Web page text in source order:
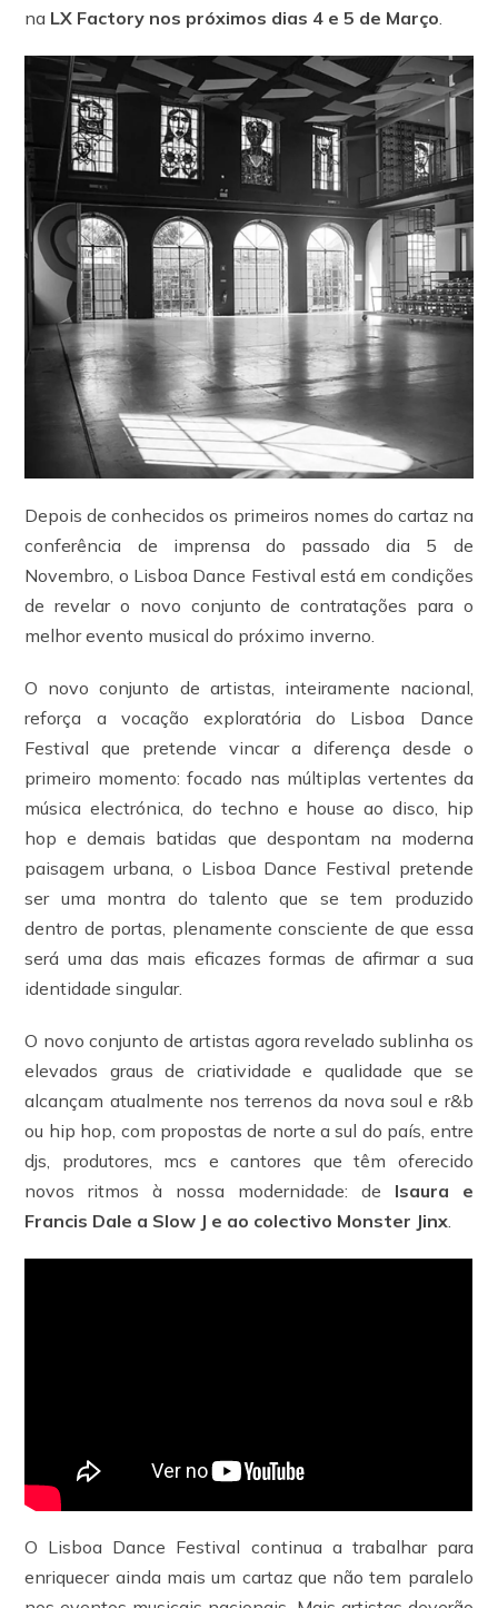
na LX Factory nos próximos dias 4 e 5 de Março.
Depois de conhecidos os primeiros nomes do cartaz na
conferência de imprensa do passado dia 5 de
Novembro, o Lisboa Dance Festival está em condições
de revelar o novo conjunto de contratações para o
melhor evento musical do próximo inverno.
O novo conjunto de artistas, inteiramente nacional,
reforça a vocação exploratória do Lisboa Dance
Festival que pretende vincar a diferença desde o
primeiro momento: focado nas múltiplas vertentes da
música electrónica, do techno e house ao disco, hip
hop e demais batidas que despontam na moderna
paisagem urbana, o Lisboa Dance Festival pretende
ser uma montra do talento que se tem produzido
dentro de portas, plenamente consciente de que essa
será uma das mais eficazes formas de afirmar a sua
identidade singular.
O novo conjunto de artistas agora revelado sublinha os
elevados graus de criatividade e qualidade que se
alcançam atualmente nos terrenos da nova soul e r&b
ou hip hop, com propostas de norte a sul do país, entre
djs, produtores, mcs e cantores que têm oferecido
novos ritmos à nossa modernidade: de Isaura e
Francis Dale a Slow J e ao colectivo Monster Jinx
O Lisboa Dance Festival continua a trabalhar para
enriquecer ainda mais um cartaz que não tem paralelo